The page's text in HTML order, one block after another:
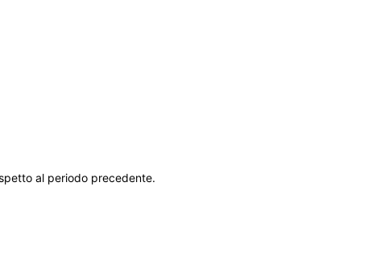
al periodo precedente.